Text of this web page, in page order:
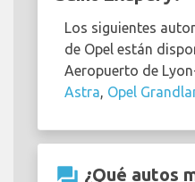
Los siguientes
de Opel están
Aeropuerto de
Astra, Opel
question_answer ¿Qué autos